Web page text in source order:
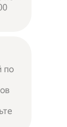
по